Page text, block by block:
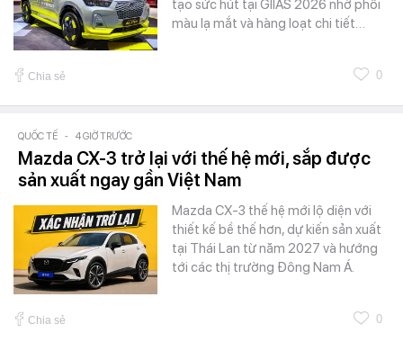
tạo sức hút tại GIIAS 2026 nhờ phối
màu lạ mắt và hàng loạt chi tiết…
Chia sẻ 0
QUỐC TẾ - 4 GIỜ TRƯỚC
Mazda CX-3 trở lại với thế hệ mới, sắp được
sản xuất ngay gần Việt Nam
Mazda CX-3 thế hệ mới lộ diện với
thiết kế bề thế hơn, dự kiến sản xuất
tại Thái Lan từ năm 2027 và hướng
tới các thị trường Đông Nam Á.
Chia sẻ 0